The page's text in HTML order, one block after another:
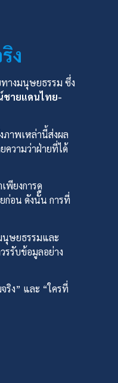
ง
างมนุษยธรรม ซึ่ง
ชายแดนไทย-
ภาพเหล่านี้ส่งผล
ความว่าฝ่ายที่ได้
พียงการดู
ก่อน ดังนั้น การที่
นุษยธรรมและ
รรับข้อมูลอย่าง
ริง” และ “ใครที่